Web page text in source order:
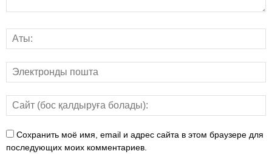
Сохранить моё имя, email и адрес сайта в этом браузере для
последующих моих комментариев.